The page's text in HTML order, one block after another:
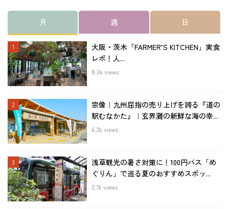
月 週 日
大阪・茨木「FARMER’S KITCHEN」実食
レポ！人...
8.3k views
宗像｜九州屈指の売り上げを誇る『道の
駅むなかた』｜玄界灘の新鮮な海の幸...
6.2k views
浅草観光の暑さ対策に！100円バス「め
ぐりん」で巡る夏のおすすめスポッ...
2.7k views